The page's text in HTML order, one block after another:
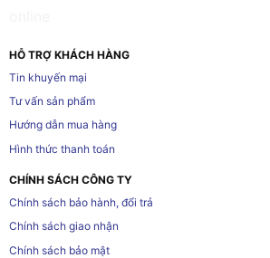
HỖ TRỢ KHÁCH HÀNG
Tin khuyến mại
Tư vấn sản phẩm
Hướng dẫn mua hàng
Hình thức thanh toán
CHÍNH SÁCH CÔNG TY
Chính sách bảo hành, đổi trả
Chính sách giao nhận
Chính sách bảo mật